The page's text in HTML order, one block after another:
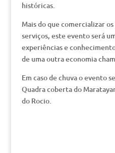
históricas.
Mais do que comercializar
serviços, este evento será
experiências e
de uma outra economia
Em caso de chuva o evento
Quadra coberta do
do Rocio.